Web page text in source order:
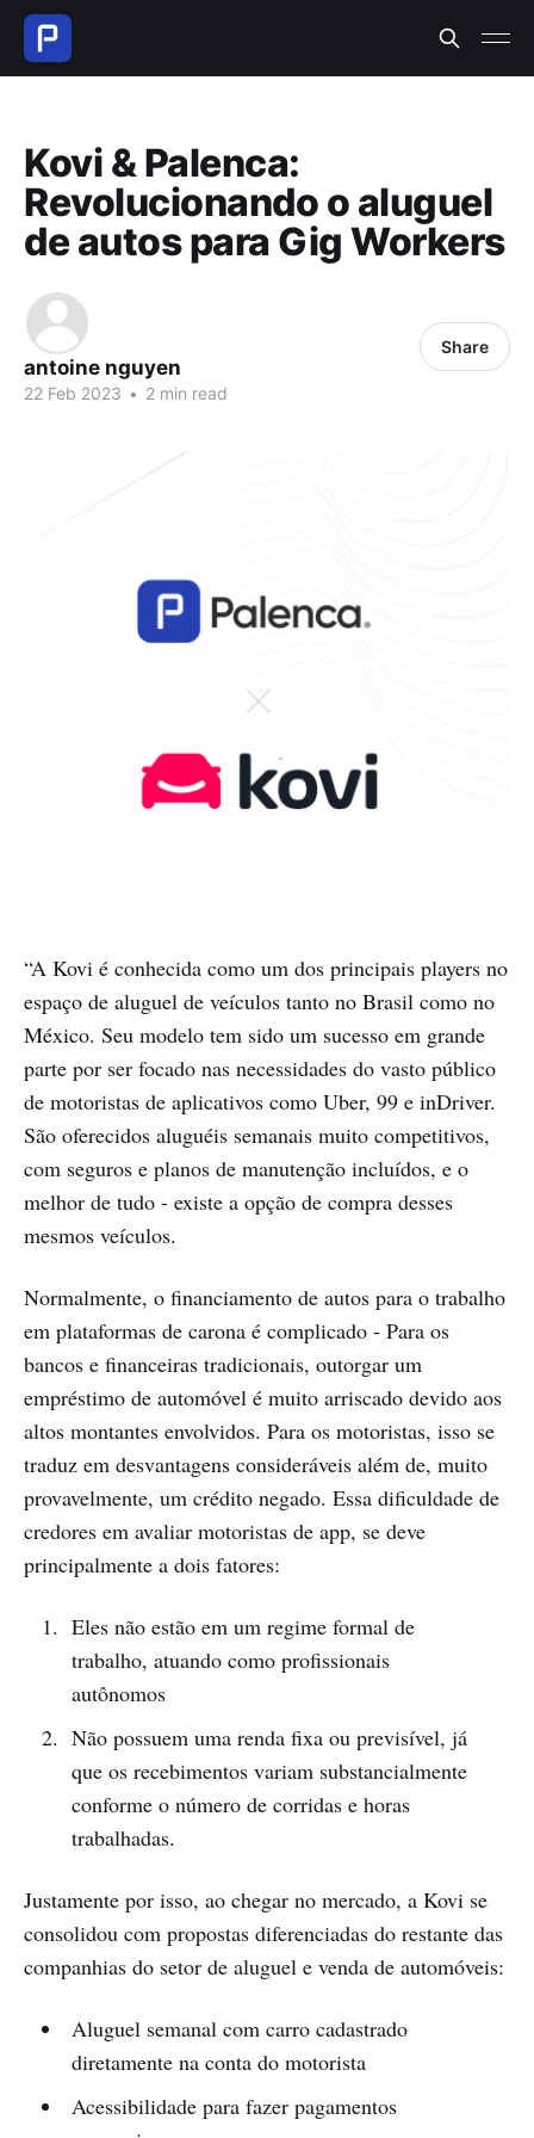
Kovi & Palenca:
Revolucionando o aluguel
de autos para Gig Workers
antoine nguyen
22 Feb 2023 • 2 min read
Share
“A Kovi é conhecida como um dos principais players no
espaço de aluguel de veículos tanto no Brasil como no
México. Seu modelo tem sido um sucesso em grande
parte por ser focado nas necessidades do vasto público
de motoristas de aplicativos como Uber, 99 e inDriver.
São oferecidos aluguéis semanais muito competitivos,
com seguros e planos de manutenção incluídos, e o
melhor de tudo - existe a opção de compra desses
mesmos veículos.
Normalmente, o financiamento de autos para o trabalho
em plataformas de carona é complicado - Para os
bancos e financeiras tradicionais, outorgar um
empréstimo de automóvel é muito arriscado devido aos
altos montantes envolvidos. Para os motoristas, isso se
traduz em desvantagens consideráveis além de, muito
provavelmente, um crédito negado. Essa dificuldade de
credores em avaliar motoristas de app, se deve
principalmente a dois fatores:
Eles não estão em um regime formal de
trabalho, atuando como profissionais
autônomos
Não possuem uma renda fixa ou previsível, já
que os recebimentos variam substancialmente
conforme o número de corridas e horas
trabalhadas.
Justamente por isso, ao chegar no mercado, a Kovi se
consolidou com propostas diferenciadas do restante das
companhias do setor de aluguel e venda de automóveis:
Aluguel semanal com carro cadastrado
diretamente na conta do motorista
Acessibilidade para fazer pagamentos